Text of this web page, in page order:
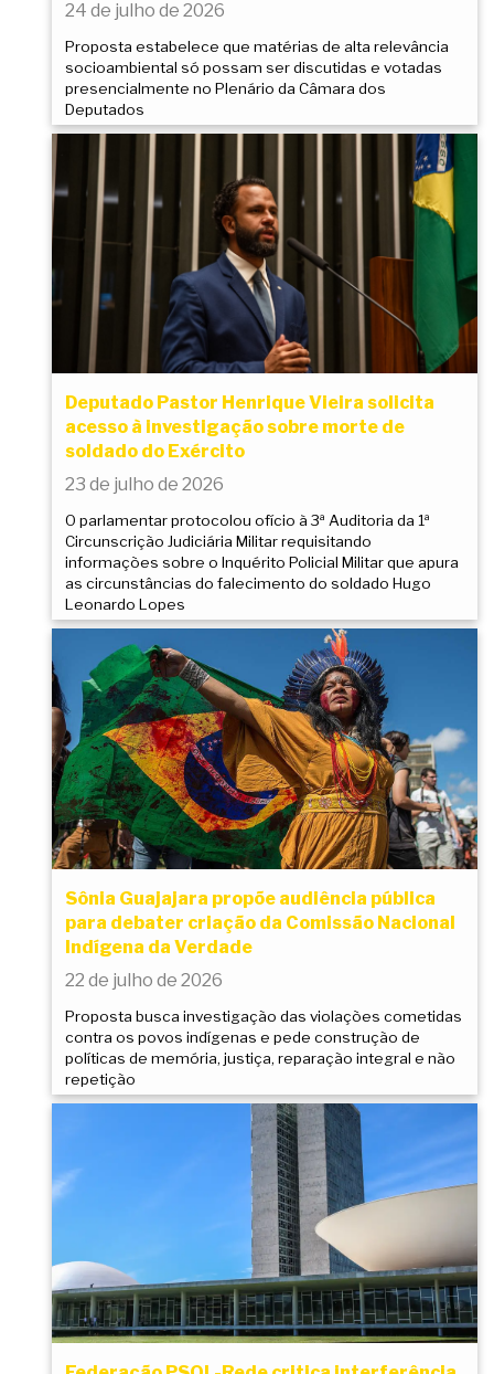
24 de julho de 2026
Proposta estabelece que matérias de alta relevância
socioambiental só possam ser discutidas e votadas
presencialmente no Plenário da Câmara dos
Deputados
Deputado Pastor Henrique Vieira solicita
acesso à investigação sobre morte de
soldado do Exército
23 de julho de 2026
O parlamentar protocolou ofício à 3ª Auditoria da 1ª
Circunscrição Judiciária Militar requisitando
informações sobre o Inquérito Policial Militar que apura
as circunstâncias do falecimento do soldado Hugo
Leonardo Lopes
Sônia Guajajara propõe audiência pública
para debater criação da Comissão Nacional
Indígena da Verdade
22 de julho de 2026
Proposta busca investigação das violações cometidas
contra os povos indígenas e pede construção de
políticas de memória, justiça, reparação integral e não
repetição